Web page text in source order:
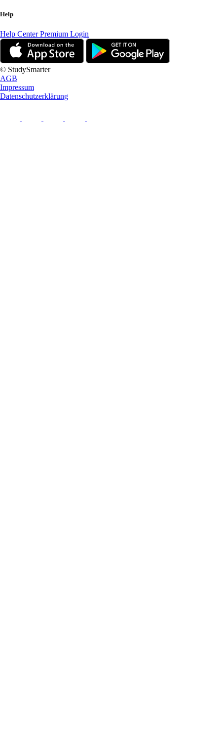
Help
Help CenterPremium Login
© StudySmarter
AGB
Impressum
Datenschutzerklärung